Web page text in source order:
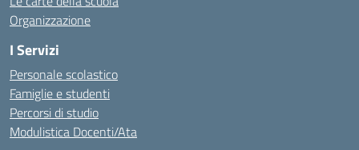
Organizzazione
I Servizi
Personale scolastico
Famiglie e studenti
Percorsi di studio
Modulistica Docenti/Ata